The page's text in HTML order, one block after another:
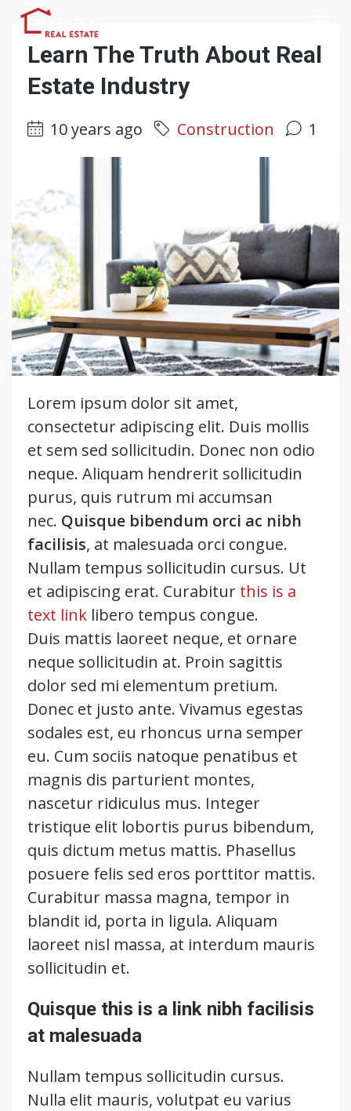
Learn The Truth About Real
Estate Industry
10 years ago Construction 1
Lorem ipsum dolor sit amet,
consectetur adipiscing elit. Duis mollis
et sem sed sollicitudin. Donec non odio
neque. Aliquam hendrerit sollicitudin
purus, quis rutrum mi accumsan
nec. Quisque bibendum orci ac nibh
facilisis, at malesuada orci congue.
Nullam tempus sollicitudin cursus. Ut
et adipiscing erat. Curabitur this is a
text link libero tempus congue.
Duis mattis laoreet neque, et ornare
neque sollicitudin at. Proin sagittis
dolor sed mi elementum pretium.
Donec et justo ante. Vivamus egestas
sodales est, eu rhoncus urna semper
eu. Cum sociis natoque penatibus et
magnis dis parturient montes,
nascetur ridiculus mus. Integer
tristique elit lobortis purus bibendum,
quis dictum metus mattis. Phasellus
posuere felis sed eros porttitor mattis.
Curabitur massa magna, tempor in
blandit id, porta in ligula. Aliquam
laoreet nisl massa, at interdum mauris
sollicitudin et.
Quisque this is a link nibh facilisis
at malesuada
Nullam tempus sollicitudin cursus.
Nulla elit mauris, volutpat eu varius